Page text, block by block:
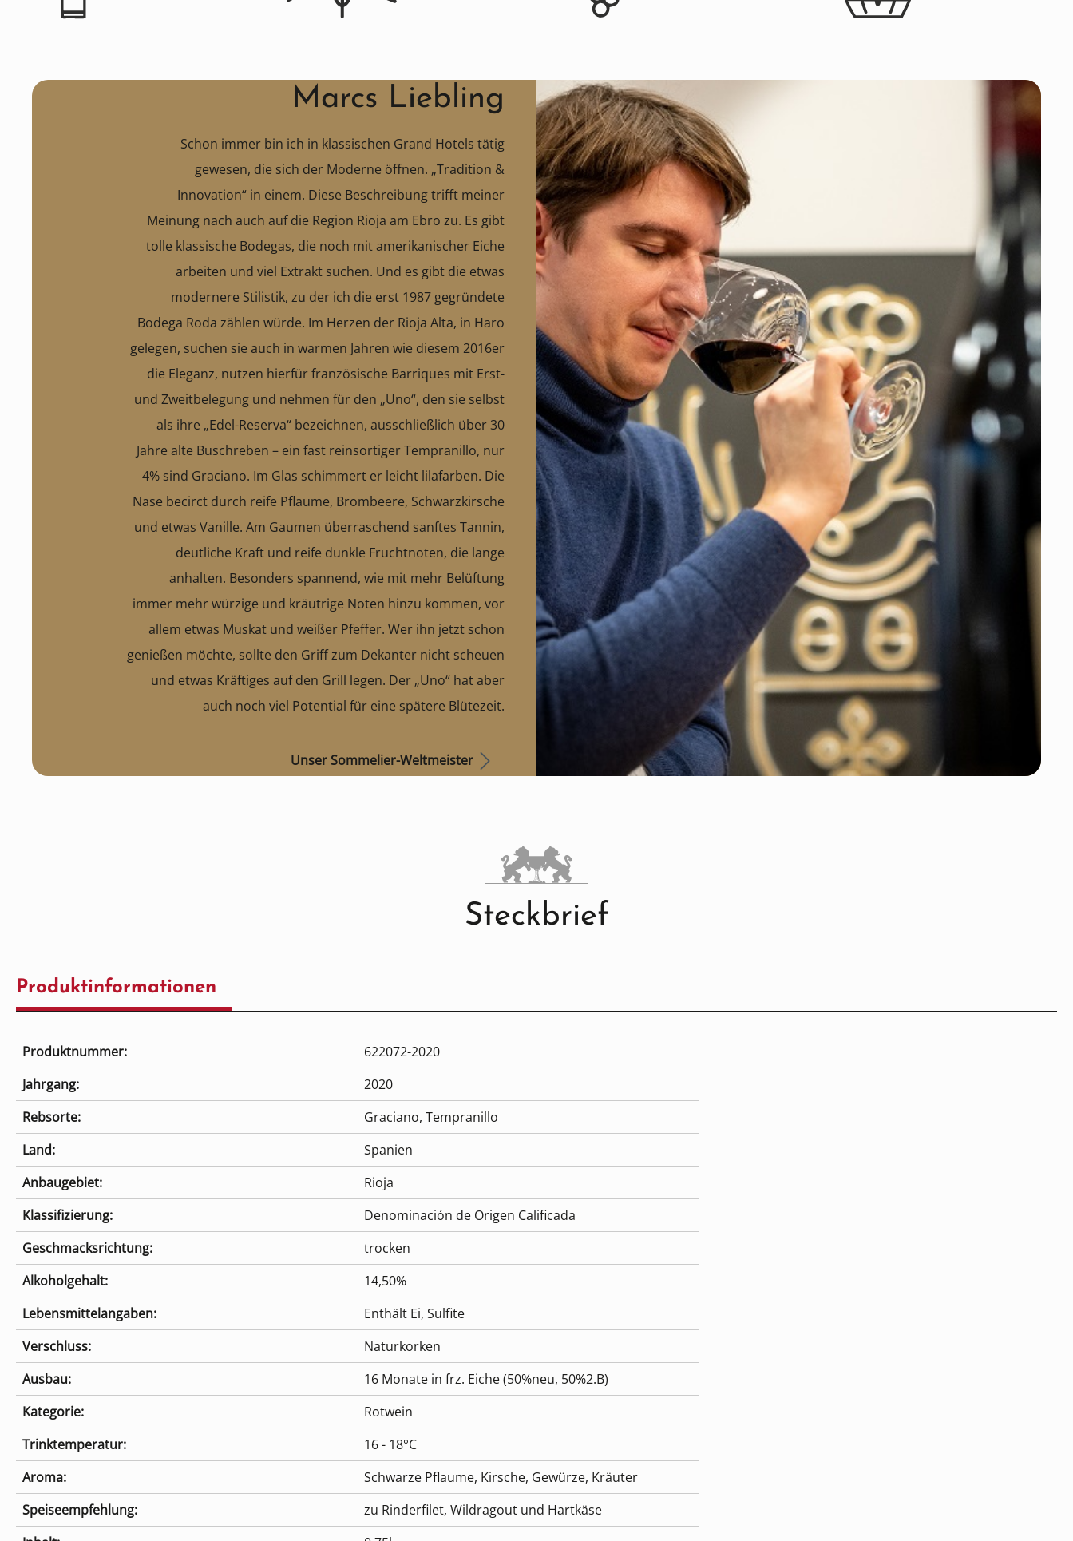
Marcs Liebling
Schon immer bin ich in klassischen Grand Hotels tätig
gewesen, die sich der Moderne öffnen. „Tradition &
Innovation“ in einem. Diese Beschreibung trifft meiner
Meinung nach auch auf die Region Rioja am Ebro zu. Es gibt
tolle klassische Bodegas, die noch mit amerikanischer Eiche
arbeiten und viel Extrakt suchen. Und es gibt die etwas
modernere Stilistik, zu der ich die erst 1987 gegründete
Bodega Roda zählen würde. Im Herzen der Rioja Alta, in Haro
gelegen, suchen sie auch in warmen Jahren wie diesem 2016er
die Eleganz, nutzen hierfür französische Barriques mit Erst-
und Zweitbelegung und nehmen für den „Uno“, den sie selbst
als ihre „Edel-Reserva“ bezeichnen, ausschließlich über 30
Jahre alte Buschreben – ein fast reinsortiger Tempranillo, nur
4% sind Graciano. Im Glas schimmert er leicht lilafarben. Die
Nase becirct durch reife Pflaume, Brombeere, Schwarzkirsche
und etwas Vanille. Am Gaumen überraschend sanftes Tannin,
deutliche Kraft und reife dunkle Fruchtnoten, die lange
anhalten. Besonders spannend, wie mit mehr Belüftung
immer mehr würzige und kräutrige Noten hinzu kommen, vor
allem etwas Muskat und weißer Pfeffer. Wer ihn jetzt schon
genießen möchte, sollte den Griff zum Dekanter nicht scheuen
und etwas Kräftiges auf den Grill legen. Der „Uno“ hat aber
auch noch viel Potential für eine spätere Blütezeit.
Unser Sommelier-Weltmeister
Steckbrief
Produktinformationen
Produktnummer: 622072-2020
Ausbau:
16 Monate in frz. Eiche (50%neu, 50%2.B)
Kategorie:
Rotwein
Lebensmittelangaben: Enthält Ei, Sulfite
Trinktemperatur: 16 - 18°C
Land:
Spanien
Anbaugebiet:
Rioja
Rebsorte: Graciano, Tempranillo
Jahrgang: 2020
Geschmacksrichtung:
trocken
Alkoholgehalt:
14,50%
Klassifizierung: Denominación de Origen Calificada
Aroma: Schwarze Pflaume, Kirsche, Gewürze, Kräuter
Verschluss: Naturkorken
Speiseempfehlung:
zu Rinderfilet, Wildragout und Hartkäse